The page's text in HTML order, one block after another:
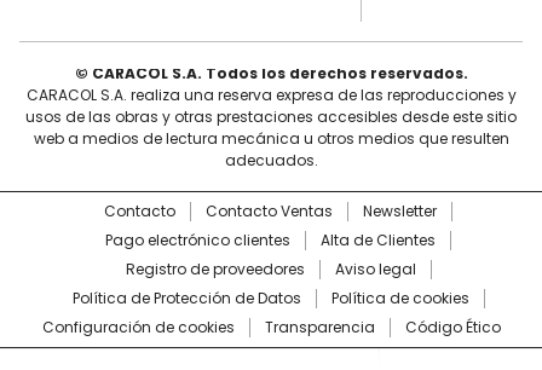
© CARACOL S.A. Todos los derechos reservados.
CARACOL S.A. realiza una reserva expresa de las reproducciones y
usos de las obras y otras prestaciones accesibles desde este sitio
web a medios de lectura mecánica u otros medios que resulten
adecuados.
Contacto Contacto Ventas
Newsletter
Pago electrónico clientes
Alta de Clientes
Registro de proveedores
Aviso legal
Política de Protección de Datos
Política de cookies
Configuración de cookies
Transparencia Código Ético